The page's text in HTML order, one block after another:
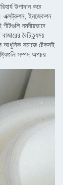
উপাদান করে
এক্সট্রুশন, ইনজেকশন
নমনীয়ভাবে
বৈচিত্র্যময়
আধুনিক সমাজে টেকসই
সম্পদ অপচয়